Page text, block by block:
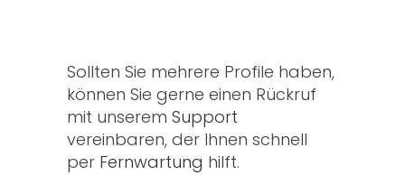
Sollten Sie mehrere Profile haben,
können Sie gerne einen Rückruf
mit unserem Support
vereinbaren, der Ihnen schnell
per Fernwartung hilft.